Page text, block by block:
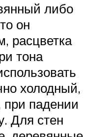
либо
он
расцветка
тона
холодный,
при падении
Для стен